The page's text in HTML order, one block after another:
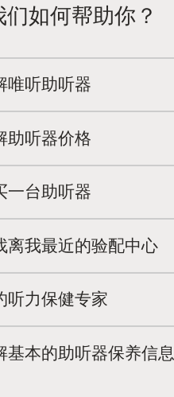
们如何帮助你？
唯听助听器
助听器价格
一台助听器
离我最近的验配中心
听力保健专家
基本的助听器保养信息